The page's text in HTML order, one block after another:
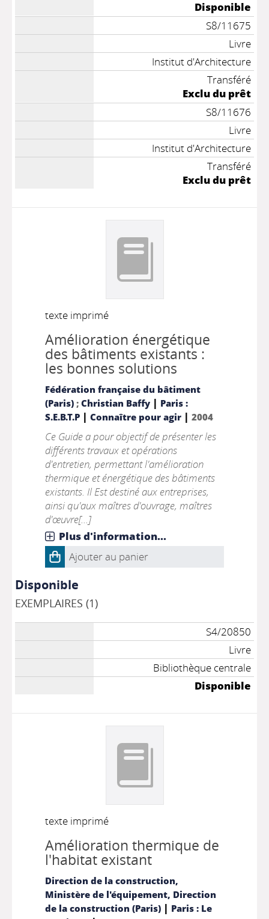
Disponible
S8/11675
Livre
Institut d'Architecture
Transféré
Exclu du prêt
S8/11676
Livre
Institut d'Architecture
Transféré
Exclu du prêt
texte imprimé
Amélioration énergétique
des bâtiments existants :
les bonnes solutions
Fédération française du bâtiment
(Paris); Christian Baffy | Paris :
S.E.B.T.P| Connaître pour agir| 2004
Ce Guide a pour objectif de présenter les
différents travaux et opérations
d'entretien, permettant l'amélioration
thermique et énergétique des bâtiments
existants. Il Est destiné aux entreprises,
ainsi qu'aux maîtres d'ouvrage, maîtres
d'œuvre[...]
Plus d'information...
Ajouter au panier
Disponible
EXEMPLAIRES (1)
S4/20850
Livre
Bibliothèque centrale
Disponible
texte imprimé
Amélioration thermique de
l'habitat existant
Direction de la construction,
Ministère de l'équipement, Direction
de la construction (Paris) | Paris : Le